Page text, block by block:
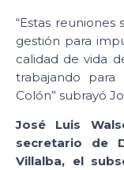
“Estas
gestión para
calidad de vida
trabajando para
Colón” subrayó
José Luis
secretario de
Villalba, el